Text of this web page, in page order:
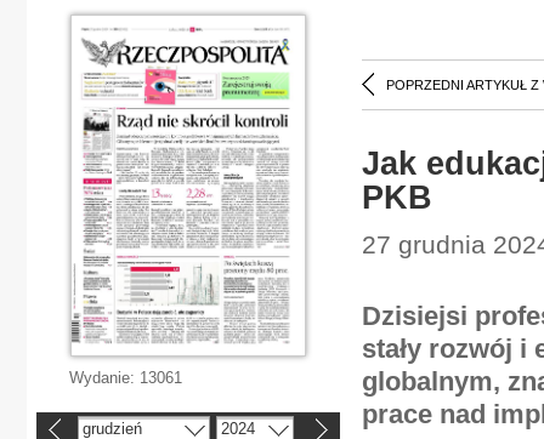
POPRZEDNI ARTYKUŁ Z
Jak
PKB
27 grudnia
Dzisiejsi
stały rozwój i
globalnym,
prace nad
Wydanie: 13061
grudzień 2024